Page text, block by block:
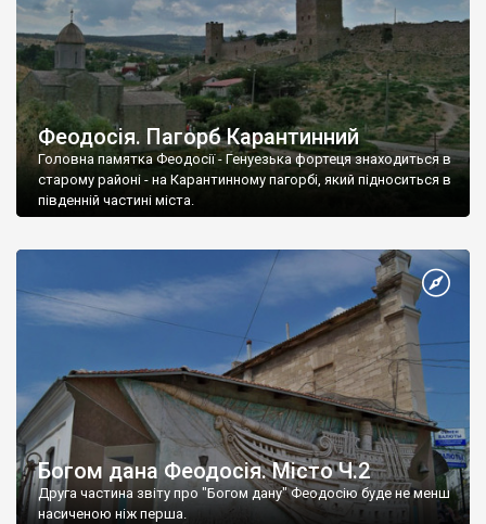
Феодосія. Пагорб Карантинний
Головна памятка Феодосії - Генуезька фортеця знаходиться в
старому районі - на Карантинному пагорбі, який підноситься в
південній частині міста.
Богом дана Феодосія. Місто Ч.2
Друга частина звіту про "Богом дану" Феодосію буде не менш
насиченою ніж перша.